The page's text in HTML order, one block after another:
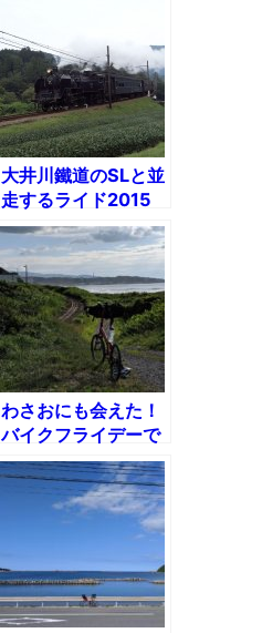
大井川鐵道のSLと並
走するライド2015
わさおにも会えた！
バイクフライデーで
五能線じてんしゃ旅
（1）新青森〜鰺ヶ